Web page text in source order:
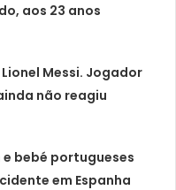
aos 23 anos
Messi. Jogador
não reagiu
e bebé portugueses
em Espanha